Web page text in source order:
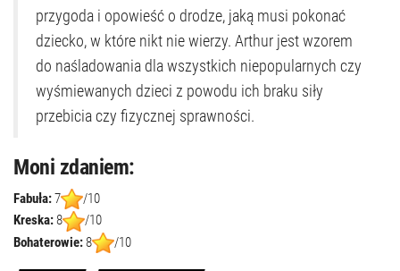
przygoda i opowieść o drodze, jaką musi pokonać
dziecko, w które nikt nie wierzy. Arthur jest wzorem
do naśladowania dla wszystkich niepopularnych czy
wyśmiewanych dzieci z powodu ich braku siły
przebicia czy fizycznej sprawności.
Moni zdaniem:
Fabuła:7
/10
Kreska:8
/10
Bohaterowie:8 /10